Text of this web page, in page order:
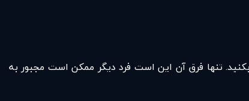
بکنید. تنها فرق آن این است فرد دیگر ممکن است مجبور به